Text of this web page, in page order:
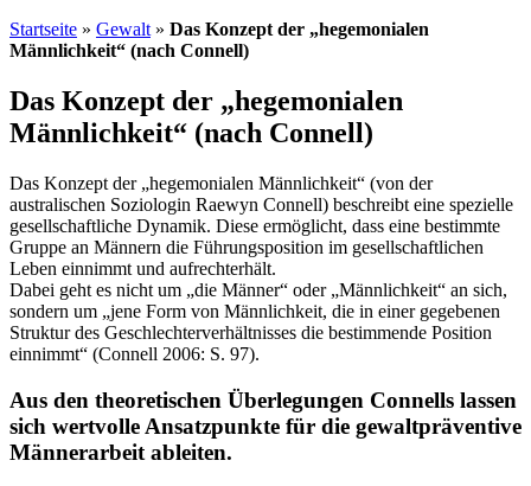
Startseite » Gewalt » Das Konzept der „hegemonialen
Männlichkeit“ (nach Connell)
Das Konzept der „hegemonialen
Männlichkeit“ (nach Connell)
Das Konzept der „hegemonialen Männlichkeit“ (von der
australischen Soziologin Raewyn Connell) beschreibt eine spezielle
gesellschaftliche Dynamik. Diese ermöglicht, dass eine bestimmte
Gruppe an Männern die Führungsposition im gesellschaftlichen
Leben einnimmt und aufrechterhält.
Dabei geht es nicht um „die Männer“ oder „Männlichkeit“ an sich,
sondern um „jene Form von Männlichkeit, die in einer gegebenen
Struktur des Geschlechterverhältnisses die bestimmende Position
einnimmt“ (Connell 2006: S. 97).
Aus den theoretischen Überlegungen Connells lassen
sich wertvolle Ansatzpunkte für die gewaltpräventive
Männerarbeit ableiten.